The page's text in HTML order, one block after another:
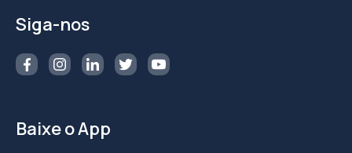
Siga-nos
Baixe o App